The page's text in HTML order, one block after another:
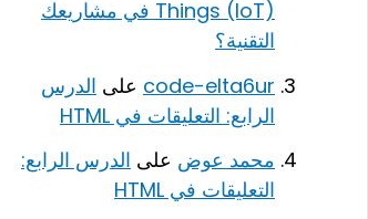
Things (IoT) في مشاريعك
التقنية؟
code-elta6ur على الدرس
الرابع: التعليقات في HTML
محمد عوض على الدرس الرابع:
التعليقات في HTML